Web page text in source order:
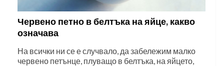
Червено петно в белтъка на яйце, какво
означава
На всички ни се е случвало, да забележим малко
червено петънце, плуващо в белтъка, на яйцето,